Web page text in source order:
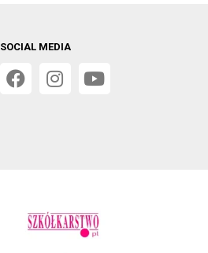
SOCIAL MEDIA